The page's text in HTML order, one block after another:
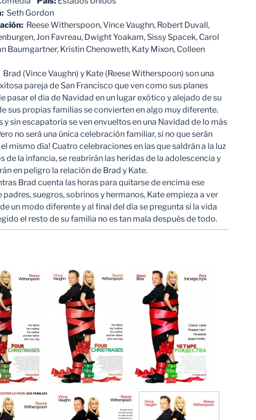
Seth Gordon
Reese Witherspoon, Vince Vaughn, Robert Duvall,
Jon Favreau, Dwight Yoakam, Sissy Spacek, Carol
Baumgartner, Kristin Chenoweth, Katy Mixon, Colleen
Brad (Vince Vaughn) y Kate (Reese Witherspoon) son una
pareja de San Francisco que ven como sus planes
pasar el dia de Navidad en un lugar exótico y alejado de su
sus propias familias se convierten en algo muy diferente.
y sin escapatoria se ven envueltos en una Navidad de lo más
no será una única celebración familiar, si no que serán
mismo día! Cuatro celebraciones en las que saldrán a la luz
de la infancia, se reabrirán las heridas de la adolescencia y
en peligro la relación de Brad y Kate.
Brad cuenta las horas para quitarse de encima ese
padres, suegros, sobrinos y hermanos, Kate empieza a ver
un modo diferente y al final del día se pregunta si la vida
el resto de su familia no es tan mala después de todo.